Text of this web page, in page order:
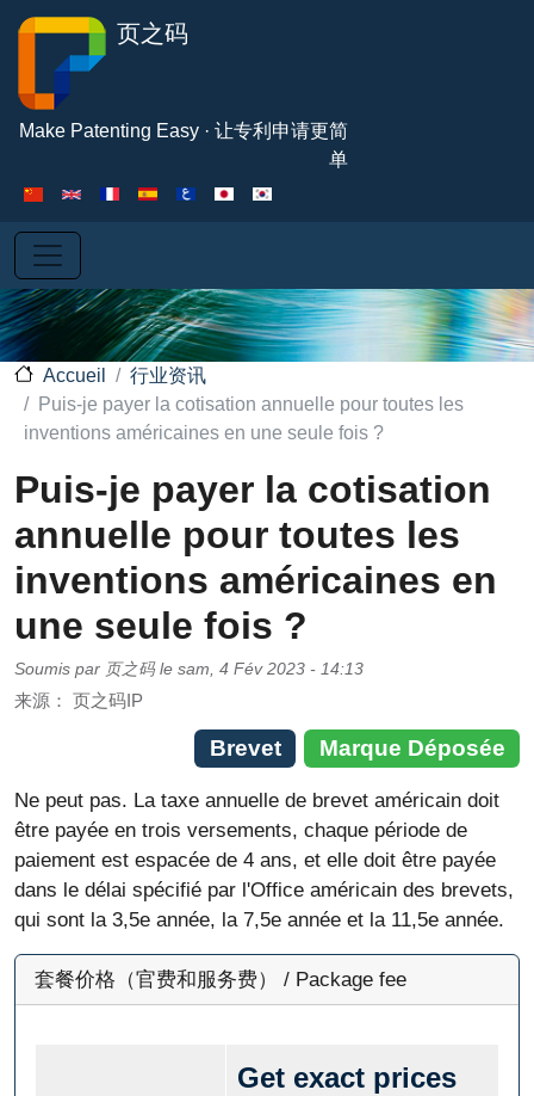
页之码
Make Patenting Easy · 让专利申请更简
单
Accueil
行业资讯
Puis-je payer la cotisation annuelle pour toutes les
inventions américaines en une seule fois ?
Puis-je payer la cotisation
annuelle pour toutes les
inventions américaines en
une seule fois ?
Soumis par 页之码 le sam, 4 Fév 2023 - 14:13
来源： 页之码IP
Brevet Marque Déposée
Ne peut pas. La taxe annuelle de brevet américain doit
être payée en trois versements, chaque période de
paiement est espacée de 4 ans, et elle doit être payée
dans le délai spécifié par l'Office américain des brevets,
qui sont la 3,5e année, la 7,5e année et la 11,5e année.
套餐价格（官费和服务费） / Package fee
Get exact prices